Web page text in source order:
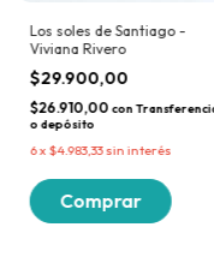
Los soles de Santiago -
Viviana Rivero
$29.900,00
$26.910,00 con
o depósito
6x $4.983,33sin interés